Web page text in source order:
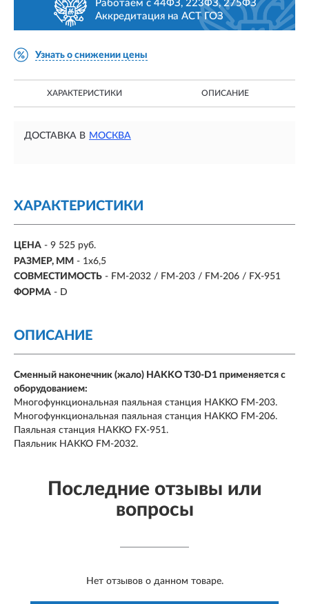
Работаем с 44ФЗ, 223ФЗ, 275ФЗ
Аккредитация на АСТ ГОЗ
Узнать о снижении цены
ХАРАКТЕРИСТИКИ ОПИСАНИЕ
ДОСТАВКА В МОСКВА
ХАРАКТЕРИСТИКИ
ЦЕНА - 9 525 руб.
РАЗМЕР, ММ - 1х6,5
СОВМЕСТИМОСТЬ - FM-2032 / FM-203 / FM-206 / FX-951
ФОРМА - D
ОПИСАНИЕ
Сменный наконечник (жало) HAKKO T30-D1 применяется с
оборудованием:
Многофункциональная паяльная станция HAKKO FM-203.
Многофункциональная паяльная станция HAKKO FM-206.
Паяльная станция HAKKO FX-951.
Паяльник HAKKO FM-2032.
Последние отзывы или
вопросы
Нет отзывов о данном товаре.